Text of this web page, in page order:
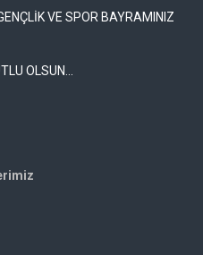
VE SPOR BAYRAMINIZ
OLSUN...